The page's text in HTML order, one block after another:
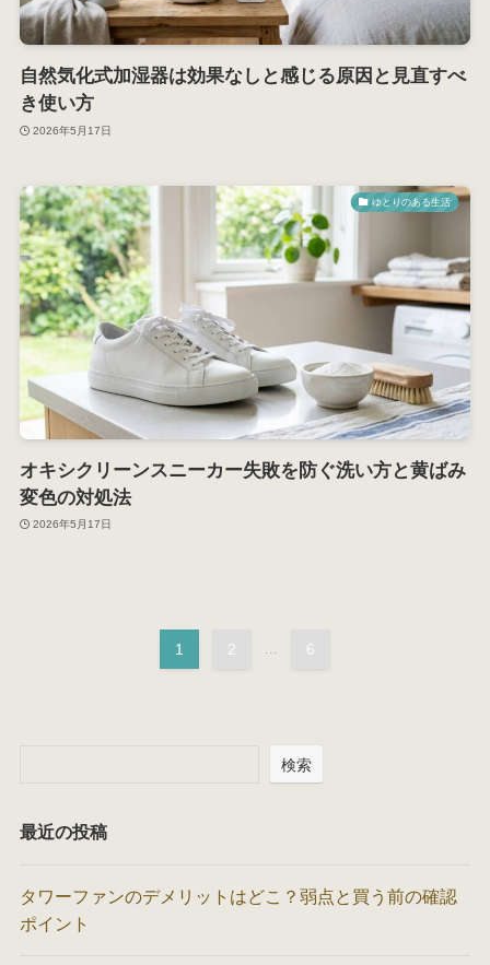
自然気化式加湿器は効果なしと感じる原因と見直すべ
き使い方
2026年5月17日
ゆとりのある生活
オキシクリーンスニーカー失敗を防ぐ洗い方と黄ばみ
変色の対処法
2026年5月17日
1 2 6
検索
最近の投稿
タワーファンのデメリットはどこ？弱点と買う前の確認
ポイント